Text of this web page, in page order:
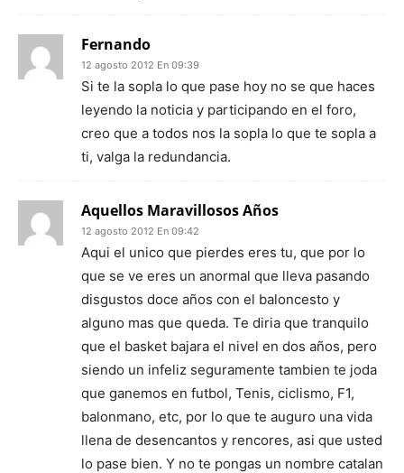
Fernando
12 agosto 2012 En 09:39
Si te la sopla lo que pase hoy no se que haces
leyendo la noticia y participando en el foro,
creo que a todos nos la sopla lo que te sopla a
ti, valga la redundancia.
Aquellos Maravillosos Años
12 agosto 2012 En 09:42
Aqui el unico que pierdes eres tu, que por lo
que se ve eres un anormal que lleva pasando
disgustos doce años con el baloncesto y
alguno mas que queda. Te diria que tranquilo
que el basket bajara el nivel en dos años, pero
siendo un infeliz seguramente tambien te joda
que ganemos en futbol, Tenis, ciclismo, F1,
balonmano, etc, por lo que te auguro una vida
llena de desencantos y rencores, asi que usted
lo pase bien. Y no te pongas un nombre catalan